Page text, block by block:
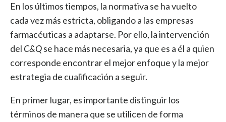
En los últimos tiempos, la normativa se ha vuelto
cada vez más estricta, obligando a las empresas
farmacéuticas a adaptarse. Por ello, la intervención
del C&Qse hace más necesaria, ya que es a él a quien
corresponde encontrar el mejor enfoque y la mejor
estrategia de cualificación a seguir.
En primer lugar, es importante distinguir los
términos de manera que se utilicen de forma